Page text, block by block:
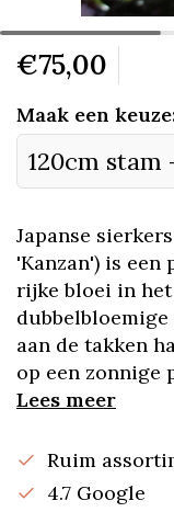
€75,00
Maak een
Japanse
'Kanzan') is een
rijke bloei in
aan de takken
op een zonnige
Lees meer
Ruim
4.7 Google